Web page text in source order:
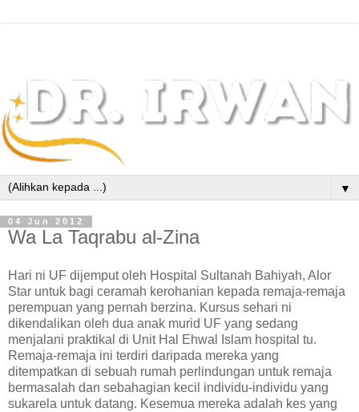
▼
04 Jun 2012
Wa La Taqrabu al-Zina
Hari ni UF dijemput oleh Hospital Sultanah Bahiyah, Alor
Star untuk bagi ceramah kerohanian kepada remaja-remaja
perempuan yang pernah berzina. Kursus sehari ni
dikendalikan oleh dua anak murid UF yang sedang
menjalani praktikal di Unit Hal Ehwal Islam hospital tu.
Remaja-remaja ini terdiri daripada mereka yang
ditempatkan di sebuah rumah perlindungan untuk remaja
bermasalah dan sebahagian kecil individu-individu yang
sukarela untuk datang. Kesemua mereka adalah kes yang